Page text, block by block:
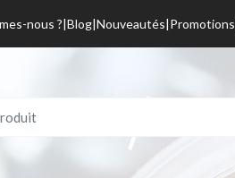
nous ? Blog Nouveautés Promotions